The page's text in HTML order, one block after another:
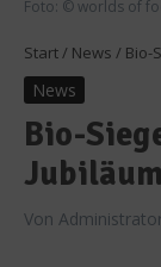
Foto: © worlds of
Start / News / Bio-
News
Bio-
Jubiläum
Von